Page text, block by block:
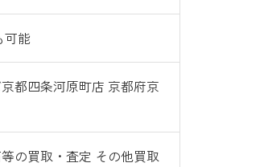
能
都四条河原町店 京都府京
の買取・査定 その他買取